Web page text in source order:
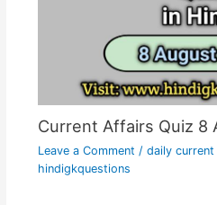
Current Affairs Quiz 8
Leave a Comment / daily
hindigkquestions